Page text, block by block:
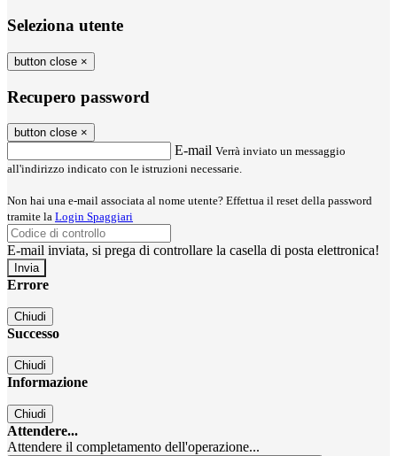
Seleziona utente
button close ×
Recupero password
button close ×
E-mail Verrà inviato un messaggio
all'indirizzo indicato con le istruzioni necessarie.
Non hai una e-mail associata al nome utente? Effettua il reset della password
tramite la Login Spaggiari
E-mail inviata, si prega di controllare la casella di posta elettronica!
Errore
Chiudi
Successo
Chiudi
Informazione
Chiudi
Attendere...
Attendere il completamento dell'operazione...